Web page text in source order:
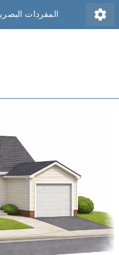
المفردات settings